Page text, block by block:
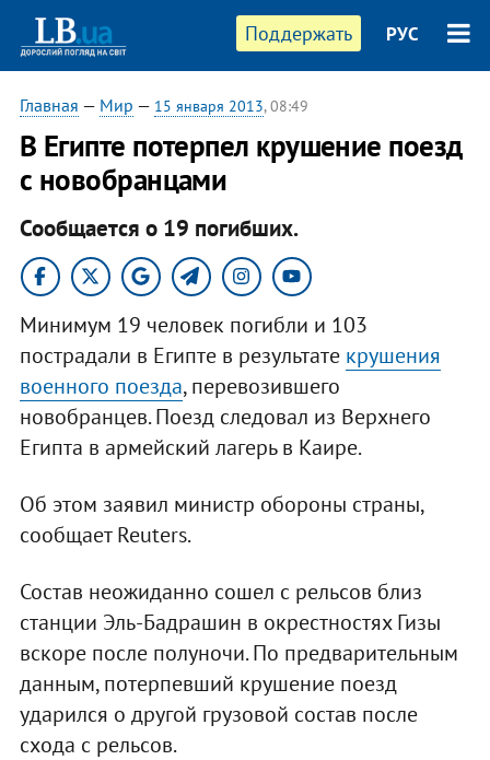
Поддержать РУС
Главная — Мир — 15 января 2013, 08:49
В Египте потерпел крушение поезд
с новобранцами
Сообщается о 19 погибших.
Минимум 19 человек погибли и 103
пострадали в Египте в результате крушения
военного поезда, перевозившего
новобранцев. Поезд следовал из Верхнего
Египта в армейский лагерь в Каире.
Об этом заявил министр обороны страны,
сообщает Reuters.
Состав неожиданно сошел с рельсов близ
станции Эль-Бадрашин в окрестностях Гизы
вскоре после полуночи. По предварительным
данным, потерпевший крушение поезд
ударился о другой грузовой состав после
схода с рельсов.